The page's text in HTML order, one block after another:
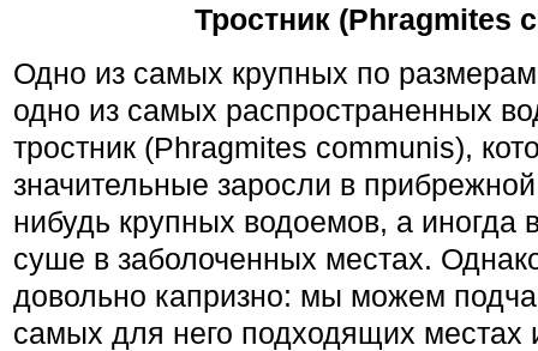
Тростник (Phragmites
Одно из самых крупных по
одно из самых распространенных
тростник (Phragmites communis),
значительные заросли в
нибудь крупных водоемов, а иногда
суше в заболоченных местах.
довольно капризно: мы можем
самых для него подходя­щих местах